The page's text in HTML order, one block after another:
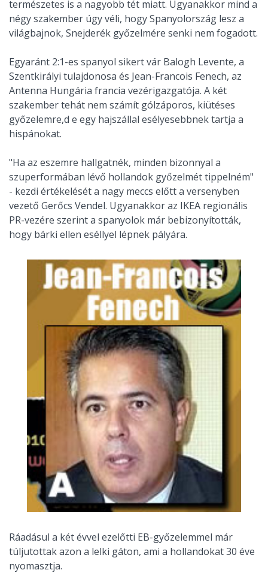
természetes is a nagyobb tét miatt. Ugyanakkor mind a
négy szakember úgy véli, hogy Spanyolország lesz a
világbajnok, Snejderék győzelmére senki nem fogadott.
Egyaránt 2:1-es spanyol sikert vár Balogh Levente, a
Szentkirályi tulajdonosa és Jean-Francois Fenech, az
Antenna Hungária francia vezérigazgatója. A két
szakember tehát nem számít gólzáporos, kiütéses
győzelemre,d e egy hajszállal esélyesebbnek tartja a
hispánokat.
"Ha az eszemre hallgatnék, minden bizonnyal a
szuperformában lévő hollandok győzelmét tippelném"
- kezdi értékelését a nagy meccs előtt a versenyben
vezető Gerőcs Vendel. Ugyanakkor az IKEA regionális
PR-vezére szerint a spanyolok már bebizonyították,
hogy bárki ellen eséllyel lépnek pályára.
Ráadásul a két évvel ezelőtti EB-győzelemmel már
túljutottak azon a lelki gáton, ami a hollandokat 30 éve
nyomasztja.